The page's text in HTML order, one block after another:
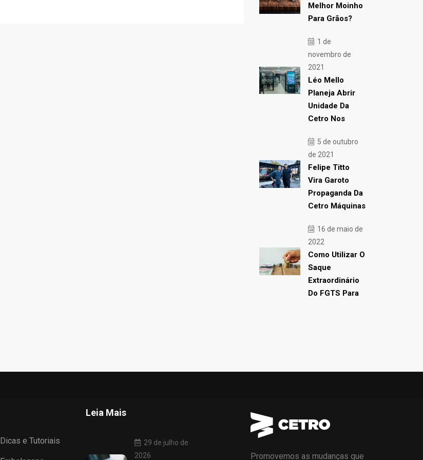
Melhor Moinho
Para Grãos?
1 de
novembro de
2021
Léo Mello
Planeja Abrir
Unidade Da
Cetro Nos
5 de outubro
de 2021
Felipe Titto
Vira Garoto
Propaganda Da
Cetro Máquinas
16 de maio de
2022
Como Utilizar O
Saque
Extraordinário
Do FGTS Para
Dicas e Tutoriais
Leia Mais
29 de julho de
2026
Promovemos as mudanças que